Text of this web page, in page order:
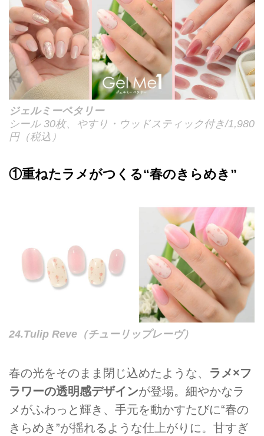
ジェルミーペタリー
シール 30枚、やすり・ウッドスティック付き/1,980
円（税込）
①重ねたラメがつくる“春のきらめき”
24.Tulip Reve（チューリップレーヴ）
春の光をそのまま閉じ込めたような、 ラメ×フ
ラワーの透明感デザインが登場。細やかなラ
メがふわっと輝き、手元を動かすたびに“春の
きらめき”が揺れるような仕上がりに。甘すぎ